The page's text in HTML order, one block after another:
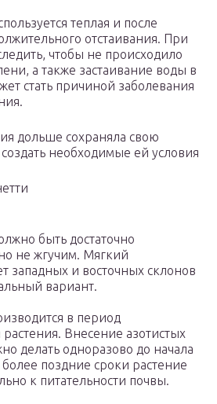
теплая и после
отстаивания. При
чтобы не происходило
а также застаивание воды в
стать причиной заболевания
дольше сохраняла свою
необходимые ей условия
быть достаточно
не жгучим. Мягкий
западных и восточных склонов
вариант.
в период
Внесение азотистых
делать одноразово до начала
поздние сроки растение
к питательности почвы.